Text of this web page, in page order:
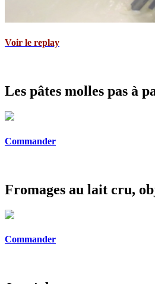
Voir le replay
Les pâtes molles pas à
Commander
Fromages au lait cru,
Commander